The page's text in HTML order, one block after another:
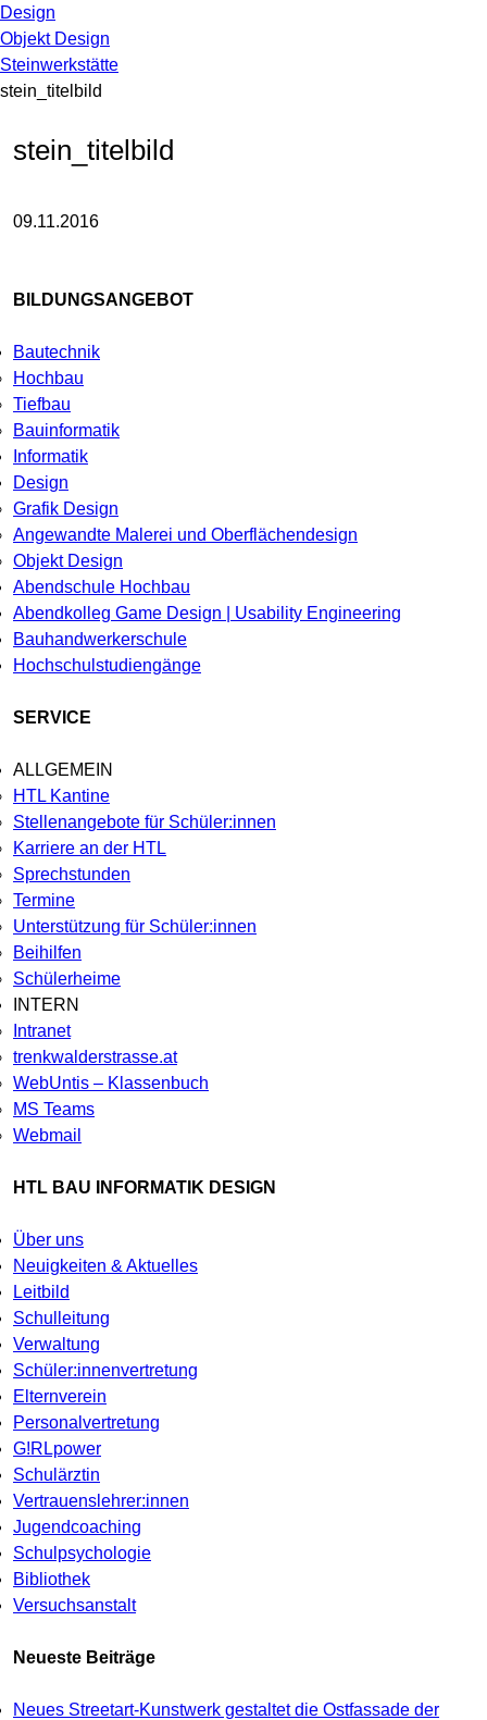
Design
Objekt Design
Steinwerkstätte
stein_titelbild
stein_titelbild
09.11.2016
BILDUNGSANGEBOT
Bautechnik
Hochbau
Tiefbau
Bauinformatik
Informatik
Design
Grafik Design
Angewandte Malerei und Oberflächendesign
Objekt Design
Abendschule Hochbau
Abendkolleg Game Design | Usability Engineering
Bauhandwerkerschule
Hochschulstudiengänge
SERVICE
ALLGEMEIN
HTL Kantine
Stellenangebote für Schüler:innen
Karriere an der HTL
Sprechstunden
Termine
Unterstützung für Schüler:innen
Beihilfen
Schülerheime
INTERN
Intranet
trenkwalderstrasse.at
WebUntis – Klassenbuch
MS Teams
Webmail
HTL BAU INFORMATIK DESIGN
Über uns
Neuigkeiten & Aktuelles
Leitbild
Schulleitung
Verwaltung
Schüler:innenvertretung
Elternverein
Personalvertretung
G!RLpower
Schulärztin
Vertrauenslehrer:innen
Jugendcoaching
Schulpsychologie
Bibliothek
Versuchsanstalt
Neueste Beiträge
Neues Streetart-Kunstwerk gestaltet die Ostfassade der